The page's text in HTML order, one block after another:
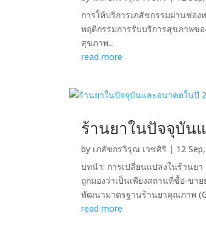
การให้บริการเภสัชกรรมผ่านช่อ
พฤติกรรมการรับบริการสุขภาพข
สุขภาพ...
read more
ร้านยาในปัจจุบัน
by เภสัชกรวิรุณ เวชศิริ | 12
บทนำ: การเปลี่ยนแปลงในร้านยา
ถูกมองว่าเป็นเพียงสถานที่ซื้อ-ขา
พัฒนามาตรฐานร้านยาคุณภาพ
read more